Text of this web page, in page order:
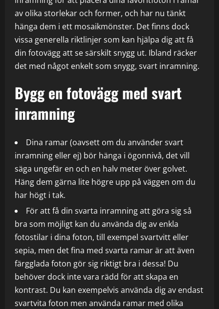
av olika storlekar och former, och har nu tänkt
hänga dem i ett mosaikmönster. Det finns dock
vissa generella riktlinjer som kan hjälpa dig att få
din fotovägg att se särskilt snygg ut. Ibland räcker
det med något enkelt som snygg, svart inramning.
Bygg en fotovägg med svart
inramning
Dina ramar (oavsett om du använder svart
inramning eller ej) bör hänga i ögonnivå, det vill
säga ungefär en och en halv meter över golvet.
Häng dem gärna lite högre upp på väggen om du
har högt i tak.
För att få din svarta inramning att göra sig så
bra som möjligt kan du använda dig av enkla
fotostilar i dina foton, till exempel svartvitt eller
sepia, men det fina med svarta ramar är att även
färgglada foton gör sig riktigt bra i dessa! Du
behöver dock inte vara rädd för att skapa en
kontrast. Du kan exempelvis använda dig av endast
svartvita foton men använda ramar med olika